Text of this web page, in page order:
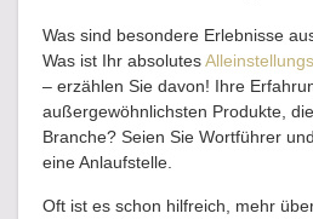
Was sind besondere Erlebnisse
Was ist Ihr absolutes
– erzählen Sie davon! Ihre
außergewöhnlichsten Produkte,
Branche? Seien Sie Wortführer
eine Anlaufstelle.
Oft ist es schon hilfreich, mehr